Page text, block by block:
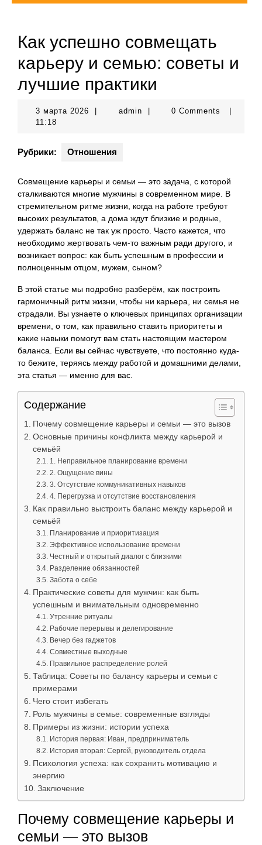
Как успешно совмещать
карьеру и семью: советы и
лучшие практики
3 марта 2026 adminadmin 0 Comments
11:18
Рубрики: Отношения
Совмещение карьеры и семьи — это задача, с которой
сталкиваются многие мужчины в современном мире. В
стремительном ритме жизни, когда на работе требуют
высоких результатов, а дома ждут близкие и родные,
удержать баланс не так уж просто. Часто кажется, что
необходимо жертвовать чем-то важным ради другого, и
возникает вопрос: как быть успешным в профессии и
полноценным отцом, мужем, сыном?
В этой статье мы подробно разберём, как построить
гармоничный ритм жизни, чтобы ни карьера, ни семья не
страдали. Вы узнаете о ключевых принципах организации
времени, о том, как правильно ставить приоритеты и
какие навыки помогут вам стать настоящим мастером
баланса. Если вы сейчас чувствуете, что постоянно куда-
то бежите, теряясь между работой и домашними делами,
эта статья — именно для вас.
Содержание
Почему совмещение карьеры и семьи — это вызов
Основные причины конфликта между карьерой и
семьёй
1. Неправильное планирование времени
2. Ощущение вины
3. Отсутствие коммуникативных навыков
4. Перегрузка и отсутствие восстановления
Как правильно выстроить баланс между карьерой и
семьёй
Планирование и приоритизация
Эффективное использование времени
Честный и открытый диалог с близкими
Разделение обязанностей
Забота о себе
Практические советы для мужчин: как быть
успешным и внимательным одновременно
Утренние ритуалы
Рабочие перерывы и делегирование
Вечер без гаджетов
Совместные выходные
Правильное распределение ролей
Таблица: Советы по балансу карьеры и семьи с
примерами
Чего стоит избегать
Роль мужчины в семье: современные взгляды
Примеры из жизни: истории успеха
История первая: Иван, предприниматель
История вторая: Сергей, руководитель отдела
Психология успеха: как сохранить мотивацию и
энергию
Заключение
Почему совмещение карьеры и
семьи — это вызов